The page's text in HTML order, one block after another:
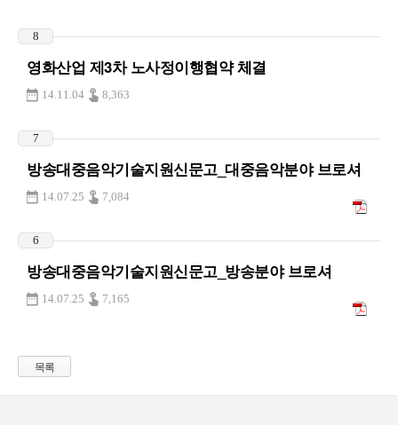
8
영화산업 제3차 노사정이행협약 체결
14.11.04 8,363
7
방송대중음악기술지원신문고_대중음악분야 브로셔
14.07.25 7,084
6
방송대중음악기술지원신문고_방송분야 브로셔
14.07.25 7,165
목록